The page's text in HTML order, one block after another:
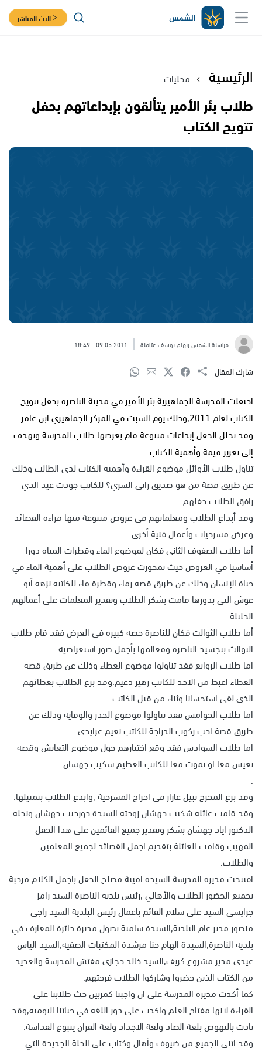
البث المباشر
الرئيسية محليات
طلاب بئر الأمير يتألقون بإبداعاتهم بحفل
تتويج الكتاب
مراسلة الشمس ريهام يوسف عثاملة 09.05.2011
18:49
شارك المقال
احتفلت المدرسة الجماهيرية بئر الأمير في مدينة الناصرة بحفل تتويج
الكتاب لعام 2011,وذلك يوم السبت في المركز الجماهيري ابن عامر.
وقد تخلل الحفل إبداعات متنوعة قام بعرضها طلاب المدرسة وتهدف
إلى تعزيز قيمة وأهمية الكتاب.
تناول طلاب الأوائل موضوع القراءة وأهمية الكتاب لدى الطالب وذلك
عن طريق قصة من هو صديق راني السري؟ للكاتب جودت عيد الذي
رافق الطلاب حفلهم.
وقد أبداع الطلاب ومعلماتهم في عروض متنوعة منها قراءة القصائد
وعرض مسرحيات وأعمال فنية أخرى .
أما طلاب الصفوف الثاني فكان لموضوع الماء وقطرات المياه دورا
أساسيا في العروض حيث تمحورت عروض الطلاب على أهمية الماء في
حياة الإنسان وذلك عن طريق قصة رماء وقطرة ماء للكاتبة نزهة أبو
غوش التي بدورها قامت بشكر الطلاب وتقدير المعلمات على أعمالهم
الجليلة.
أما طلاب الثوالث فكان للناصرة حصة كبيره في العرض فقد قام طلاب
الثوالث بتجسيد الناصرة ومعالمها بأجمل صور استعراضيه.
اما طلاب الروابع فقد تناولوا موضوع العطاء وذلك عن طريق قصة
العطاء اغبط من الاخذ للكاتب زهير دعيم.وقد برع الطلاب بعطائهم
الذي لقى استحسانا وثناء من قبل الكاتب.
اما طلاب الخوامس فقد تناولوا موضوع الحذر والوقايه وذلك عن
طريق قصة احب ركوب الدراجة للكاتب نعيم عرايدي.
اما طلاب السوادس فقد وقع اختيارهم حول موضوع التعايش وقصة
نعيش معا او نموت معا للكاتب العظيم شكيب جهشان
.
وقد برع المخرج نبيل عازار في اخراج المسرحية ,وابدع الطلاب بتمثيلها.
وقد قامت عائلة شكيب جهشان زوجته السيدة جورجيت جهشان ونجله
الدكتور اياد جهشان بشكر وتقدير جميع القائمين على هذا الحفل
المهيب.وقامت العائلة بتقديم اجمل القصائد لجميع المعلمين
والطلاب.
افتتحت مديرة المدرسة السيدة امينة مصلح الحفل باجمل الكلام مرحبة
بجميع الحضور الطلاب والأهالي ,رئيس بلدية الناصرة السيد رامز
جرايسي السيد علي سلام القائم باعمال رئيس البلدية السيد راجي
منصور مدير عام البلدية,السيدة سامية بصول مديرة دائرة المعارف في
بلدية الناصرة,السيدة الهام حنا مرشدة المكتبات الصفية,السيد الياس
عيدي مدير مشروع كريف,السيد خالد حجازي مفتش المدرسة والعديد
من الكتاب الذين حضروا وشاركوا الطلاب فرحتهم.
كما أكدت مديرة المدرسة على ان واجبنا كمربين حث طلابنا على
القراءة لانها مفتاح العلم.واكدت على دور اللغة في حياتنا اليومية,وقد
نادت بالنهوض بلغة الضاد ولغة الاجداد ولغة القران ينبوع القداسة.
وقد اثنى الجميع من ضيوف وأهال وكتاب على الحلة الجديدة التي